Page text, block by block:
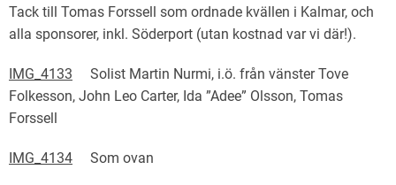
Tack till Tomas Forssell som ordnade kvällen i Kalmar, och
alla sponsorer, inkl. Söderport (utan kostnad var vi där!).
IMG_4133 Solist Martin Nurmi, i.ö. från vänster Tove
Folkesson, John Leo Carter, Ida ”Adee” Olsson, Tomas
Forssell
IMG_4134 Som ovan